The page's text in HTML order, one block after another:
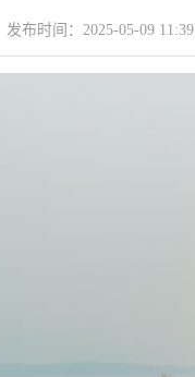
发布时间：2025-05-09 11:39